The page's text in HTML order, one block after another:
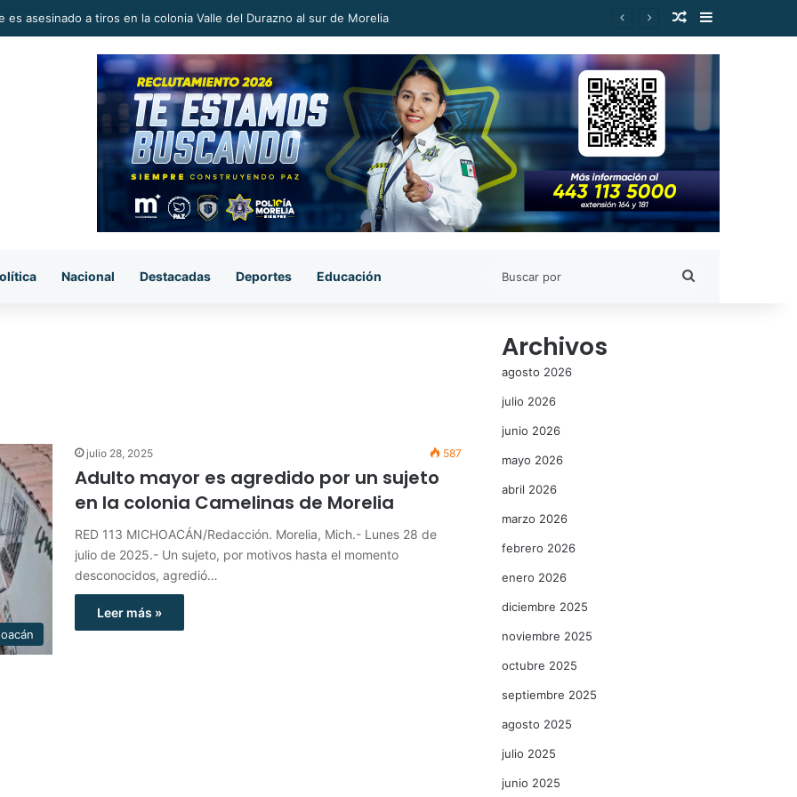
en la Reconstrucción del Tejido Social, Invita Rectora a Madres y Padres de Estudiantes Nicolaitas Publicación al
Barra lateral
Nacional Destacadas Deportes Educación
julio 28, 2025 587
Adulto mayor es agredido por un sujeto
en la colonia Camelinas de Morelia
RED 113 MICHOACÁN/Redacción. Morelia, Mich.- Lunes 28 de
julio de 2025.- Un sujeto, por motivos hasta el momento
desconocidos, agredió…
Leer más »
Archivos
agosto 2026
julio 2026
junio 2026
mayo 2026
abril 2026
marzo 2026
febrero 2026
enero 2026
diciembre 2025
noviembre 2025
octubre 2025
septiembre 2025
agosto 2025
julio 2025
junio 2025